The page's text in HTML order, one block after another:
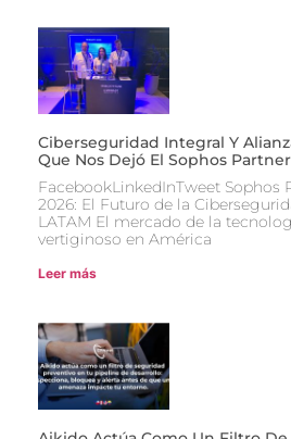
Ciberseguridad Integral Y
Que Nos Dejó El Sophos
FacebookLinkedInTweet Sophos
2026: El Futuro de la
LATAM El mercado de la
vertiginoso en América
Leer más